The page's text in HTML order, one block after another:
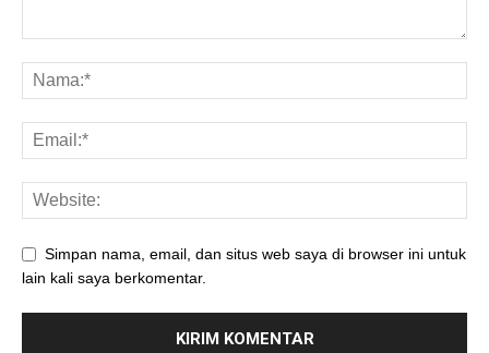
Simpan nama, email, dan situs web saya di browser ini untuk
lain kali saya berkomentar.